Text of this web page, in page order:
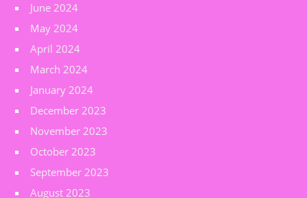
June 2024
May 2024
April 2024
March 2024
January 2024
December 2023
November 2023
October 2023
September 2023
August 2023